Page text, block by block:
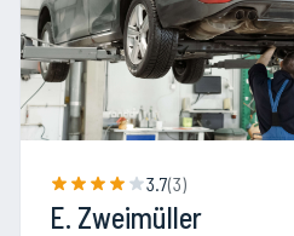
3.7(3)
E. Zweimüller